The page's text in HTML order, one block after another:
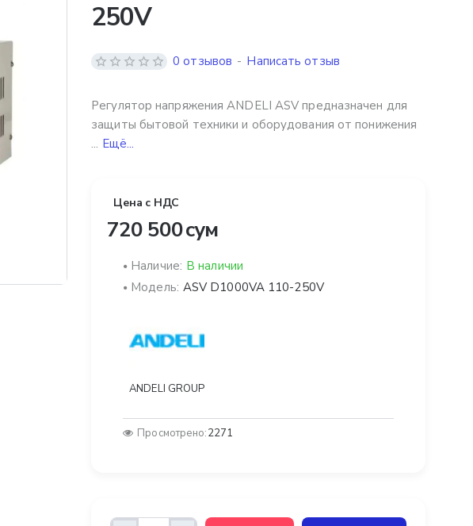
250V
Регулятор напряжения ANDELI ASV предназначен для
защиты бытовой техники и оборудования от понижения
... Ещё...
0 отзывов - Написать отзыв
Цена с НДС
720 500 сум
Наличие: В наличии
Модель: ASV D1000VA 110-250V
ANDELI GROUP
Просмотрено:2271